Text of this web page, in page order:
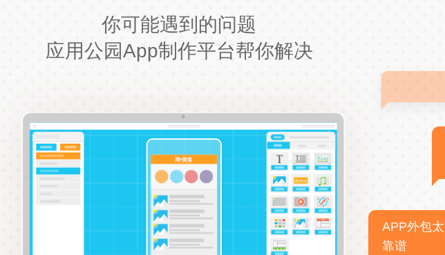
你可能遇到的问题
应用公园App制作平台帮你解决
APP外包太
靠谱